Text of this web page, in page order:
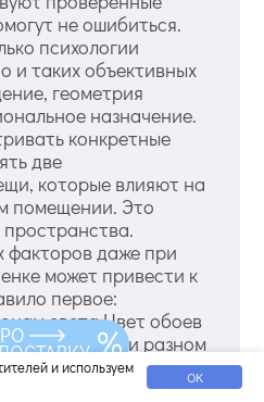
не ошибиться.
психологии
и таких объективных
геометрия
назначение.
конкретные
две
которые влияют на
помещении. Это
факторов даже при
может привести к
первое:
света Цвет обоев
одинаково при разном
казалось
с окнами на ...
и используем
ОК